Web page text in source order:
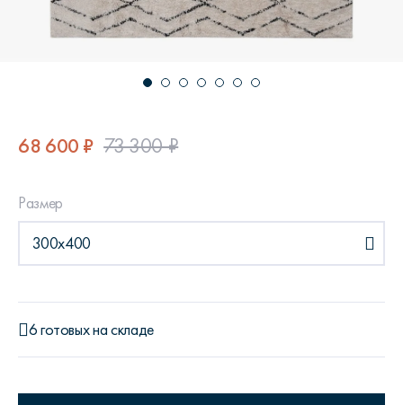
68 600 ₽ 73 300 ₽
Размер
300x400
6 готовых на складе